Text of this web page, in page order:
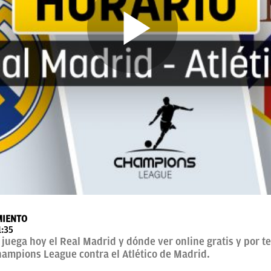
juega hoy el Real Madrid y dónde ver online gratis y por
League contra el Atlético de Madrid.